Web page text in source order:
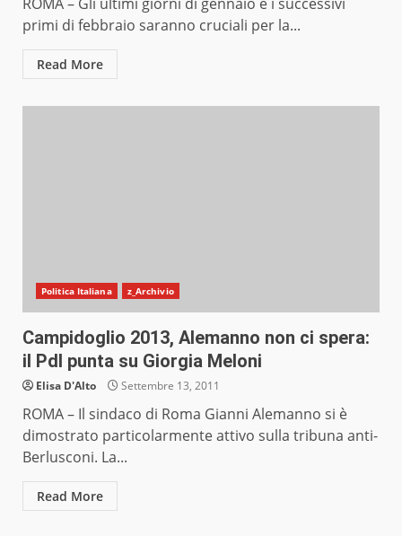
primi di febbraio saranno cruciali per la...
Read More
Politica Italiana z_Archivio
Campidoglio 2013, Alemanno non ci spera:
il Pdl punta su Giorgia Meloni
Elisa D'Alto Settembre 13, 2011
ROMA – Il sindaco di Roma Gianni Alemanno si è
dimostrato particolarmente attivo sulla tribuna anti-
Berlusconi. La...
Read More